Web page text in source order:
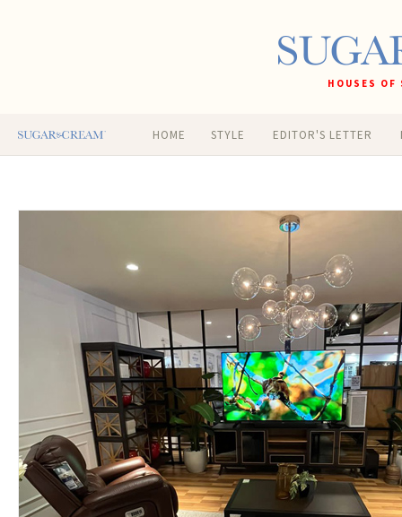
HOUSES
HOME STYLE EDITOR'S LETTER